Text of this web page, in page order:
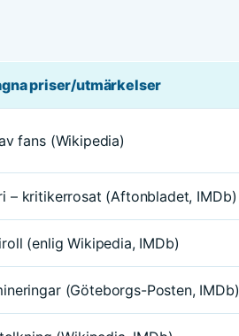
priser/utmärkelser
fans (Wikipedia)
– kritikerrosat (Aftonbladet, IMDb)
(enlig Wikipedia, IMDb)
(Göteborgs-Posten, IMDb)